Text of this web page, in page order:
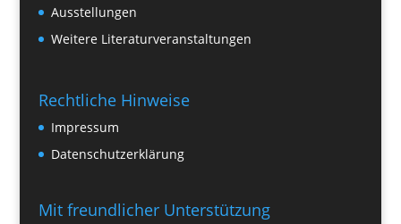
Ausstellungen
Weitere Literaturveranstaltungen
Rechtliche Hinweise
Impressum
Datenschutzerklärung
Mit freundlicher Unterstützung